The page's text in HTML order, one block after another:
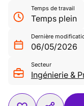
Temps de travail
Temps plein
Dernière
06/05/2026
Secteur
Ingénierie &